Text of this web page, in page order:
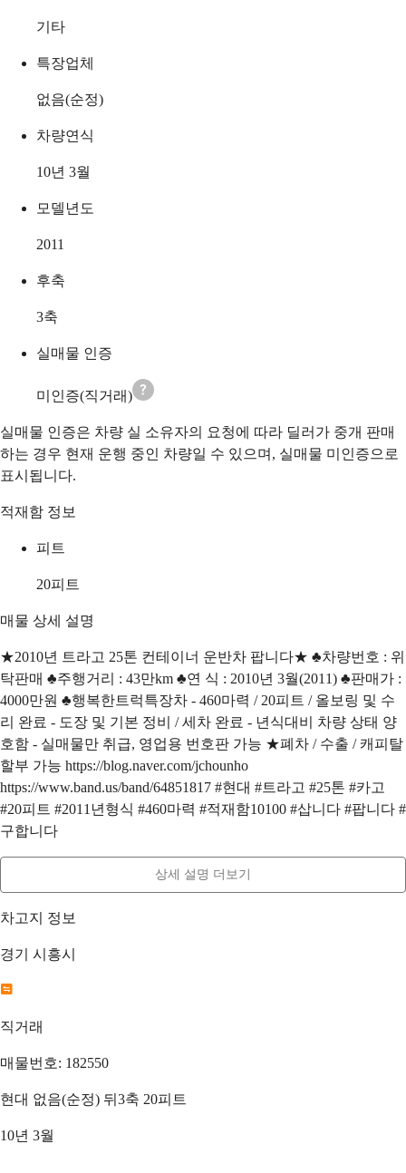
기타
특장업체
없음(순정)
차량연식
10년 3월
모델년도
2011
후축
3축
실매물 인증
미인증(직거래)
실매물 인증은 차량 실 소유자의 요청에 따라 딜러가 중개 판매
하는 경우 현재 운행 중인 차량일 수 있으며, 실매물 미인증으로
표시됩니다.
적재함 정보
피트
20피트
매물 상세 설명
★2010년 트라고 25톤 컨테이너 운반차 팝니다★ ♣차량번호 : 위
탁판매 ♣주행거리 : 43만km ♣연 식 : 2010년 3월(2011) ♣판매가 :
4000만원 ♣행복한트럭특장차 - 460마력 / 20피트 / 올보링 및 수
리 완료 - 도장 및 기본 정비 / 세차 완료 - 년식대비 차량 상태 양
호함 - 실매물만 취급, 영업용 번호판 가능 ★폐차 / 수출 / 캐피탈
할부 가능 https://blog.naver.com/jchounho
https://www.band.us/band/64851817 #현대 #트라고 #25톤 #카고
#20피트 #2011년형식 #460마력 #적재함10100 #삽니다 #팝니다 #
구합니다
상세 설명 더보기
차고지 정보
경기 시흥시
직거래
매물번호: 182550
현대 없음(순정) 뒤3축 20피트
10년 3월